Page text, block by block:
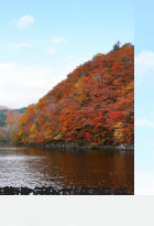
秋の絶景 ～北海道・東北篇～
け